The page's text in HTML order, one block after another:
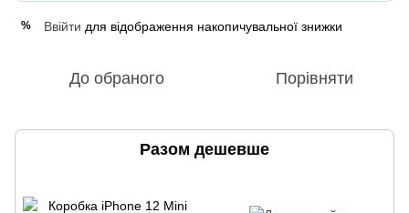
% Ввійти для відображення накопичувальної знижки
До обраного Порівняти
Разом дешевше